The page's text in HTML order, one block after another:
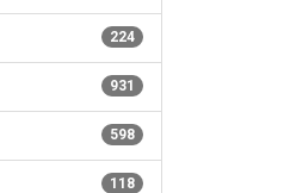
224
931
598
118